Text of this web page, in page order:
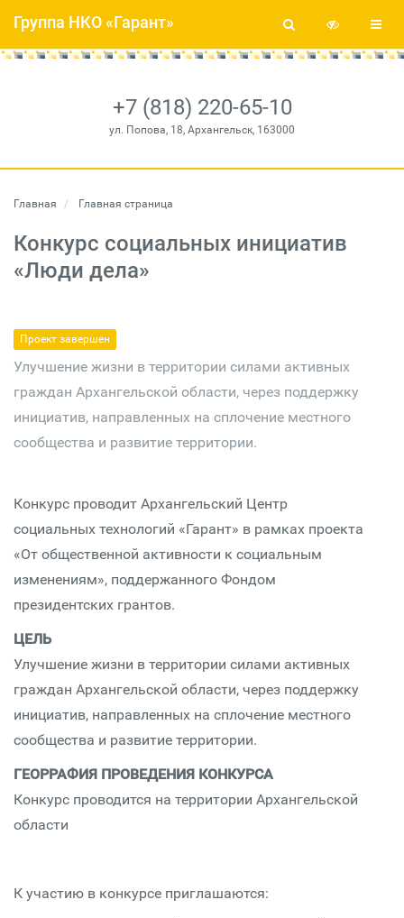
+7 (818) 220-65-10
ул. Попова, 18, Архангельск, 163000
Группа НКО «Гарант»
Главная Главная страница
Конкурс социальных инициатив
«Люди дела»
Проект завершен
Улучшение жизни в территории силами активных
граждан Архангельской области, через поддержку
инициатив, направленных на сплочение местного
сообщества и развитие территории.
Конкурс проводит Архангельский Центр
социальных технологий «Гарант» в рамках проекта
«От общественной активности к социальным
изменениям», поддержанного Фондом
президентских грантов.
ЦЕЛЬ
Улучшение жизни в территории силами активных
граждан Архангельской области, через поддержку
инициатив, направленных на сплочение местного
сообщества и развитие территории.
ГЕОРРАФИЯ ПРОВЕДЕНИЯ КОНКУРСА
Конкурс проводится на территории Архангельской
области
К участию в конкурсе приглашаются: